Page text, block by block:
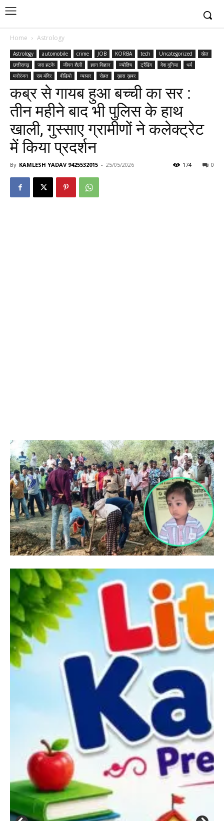
Home Astrology
Astrology automobile crime JOB KORBA tech Uncategorized
खेल
छत्तीसगढ़
ज़रा हटके जीवन शैली ज्ञान विज्ञान ज्योतिष ट्रैंडिंग देश दुनिया
धर्म
मनोरंजन
राम मंदिर वीडियो व्यापार सेहत ख़ास ख़बर
कब्र से गायब हुआ बच्ची का सर :
तीन महीने बाद भी पुलिस के हाथ
खाली, गुस्साए ग्रामीणों ने कलेक्ट्रेट
में किया प्रदर्शन
By KAMLESH YADAV 9425532015 - 25/05/2026 0
174